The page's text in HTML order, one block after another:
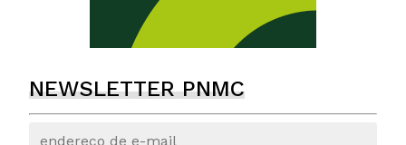
NEWSLETTER PNMC